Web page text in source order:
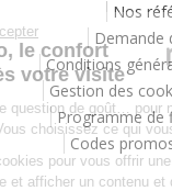
Nos
Demande
Conditions
Gestion des
Programme de
Codes
Continuer sans
Chez Matelpro,
commence dès
Leconfort , c'est une
pour nos cookies !
Nous utilisons des
navigation moelleuse